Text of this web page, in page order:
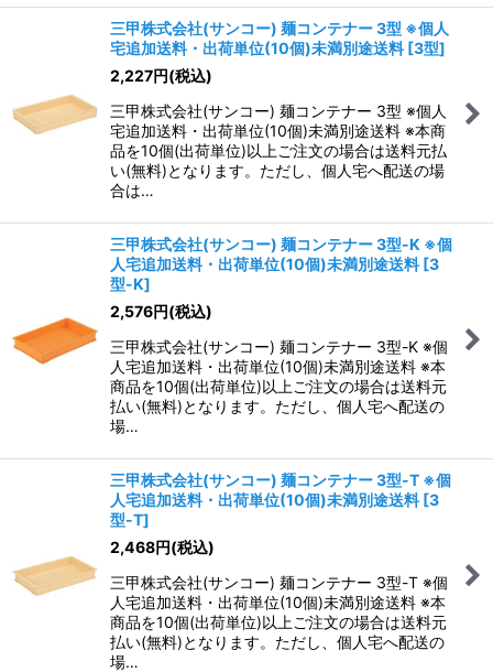
三甲株式会社(サンコー) 麺コンテナー 3型 ※個人
宅追加送料・出荷単位(10個)未満別途送料 [3型]
2,227円(税込)
三甲株式会社(サンコー) 麺コンテナー 3型 ※個人
宅追加送料・出荷単位(10個)未満別途送料 ※本商
品を10個(出荷単位)以上ご注文の場合は送料元払
い(無料)となります。ただし、個人宅へ配送の場
合は…
三甲株式会社(サンコー) 麺コンテナー 3型-K ※個
人宅追加送料・出荷単位(10個)未満別途送料 [3
型-K]
2,576円(税込)
三甲株式会社(サンコー) 麺コンテナー 3型-K ※個
人宅追加送料・出荷単位(10個)未満別途送料 ※本
商品を10個(出荷単位)以上ご注文の場合は送料元
払い(無料)となります。ただし、個人宅へ配送の
場…
三甲株式会社(サンコー) 麺コンテナー 3型-T ※個
人宅追加送料・出荷単位(10個)未満別途送料 [3
型-T]
2,468円(税込)
三甲株式会社(サンコー) 麺コンテナー 3型-T ※個
人宅追加送料・出荷単位(10個)未満別途送料 ※本
商品を10個(出荷単位)以上ご注文の場合は送料元
払い(無料)となります。ただし、個人宅へ配送の
場…